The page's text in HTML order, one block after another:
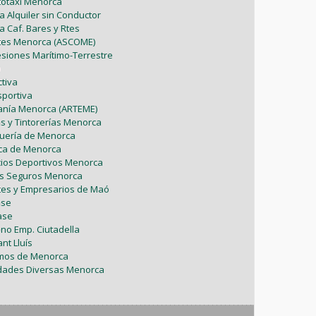
Febrero (6)
Enero (7)
Marzo (9)
Febrero (4)
Abril (6)
Marzo (8)
Febrero (7)
Enero (1)
Mayo (5)
Abril (8)
Marzo (5)
Febrero (1)
Enero (2)
Julio (2)
Junio (8)
Abril (4)
Marzo (9)
Febrero (6)
Enero (2)
Alquiler sin Conductor
Caf. Bares y Rtes
Menorca (ASCOME)
Marítimo-Terrestre
Menorca (ARTEME)
y Tintorerías Menorca
de Menorca
de Menorca
Deportivos Menorca
Seguros Menorca
y Empresarios de Maó
Emp. Ciutadella
Lluís
de Menorca
Diversas Menorca